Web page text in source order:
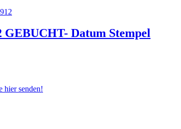
Datum Stempel
hier senden!